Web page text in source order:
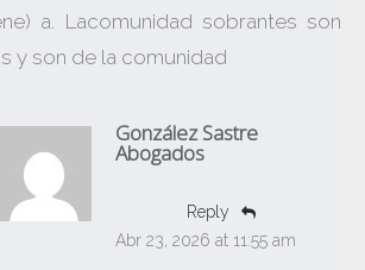
a. Lacomunidad sobrantes son
y son de la comunidad
González Sastre
Abogados
Reply
Abr 23, 2026 at 11:55 am